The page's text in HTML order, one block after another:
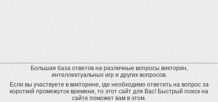
Большая база ответов на различные вопросы викторин,
интеллектуальных игр и других вопросов.
Если вы участвуете в викторине, где необходимо ответить на вопрос за
короткий промежуток времени, то этот сайт для Вас! Быстрый поиск на
сайте поможет вам в этом.